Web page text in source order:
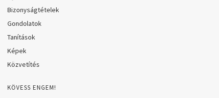
Bizonyságtételek
Gondolatok
Tanítások
Képek
Közvetítés
KÖVESS ENGEM!